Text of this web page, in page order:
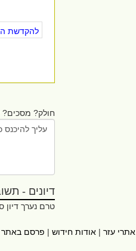
להקדשת
חולק? מסכים?
דיונים -
טרם נערך דיון
אתרי עזר | אודות חידוש | פרסם באתר